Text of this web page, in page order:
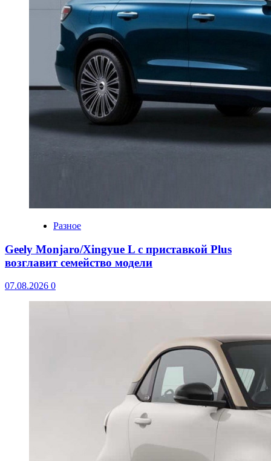
Разное
Geely Monjaro/Xingyue L с приставкой Plus
возглавит семейство модели
07.08.2026 0